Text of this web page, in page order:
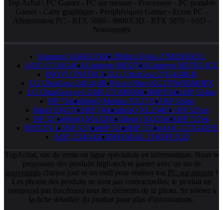
Top Achat : PC Gamer- PC sur mesure - Processeur- PC portable
Gamer - Carte graphique - Périphériques Gamer - Ecran PC -
Alimentation PC - RTX 5080 - 9800X3D - RTX 5070 - SSD -
Nouveautés
Samsung S24HG350EUPhilips Evnia 27M2N6501L
AOC CU34G4CAGigabyte MO27Q3Gigabyte M27Q2 ICE
INOVU INST6CG3LG UltraGear 27G414B-B
LG UltraGear 24G414B-BAcer Nitro KG270W5BMIIPX
LG UltraGear evo GM9 27GM950B-BHP P34hcHP 524pu
HP 734pmBenQ Mobiuz EX271QZHP 324pe
BenQ EW270QHP 740pmBenQ XL2540X+HP 527pq
HP 327peBenQ MA320UGBenQ XQ2566XHP 727pk
HP E27k G5HP 527pmHP 524pfHP 727puAOC C27G42FE
AOC C24G42FEMSI MAG 274QPF X32
TopAchat, site de vente en ligne spécialiste en informatique. Nous te
proposons des produits high-tech et gamer avec un tas de
nouveautés chaque jour et un outil pour réaliser ton PC sur mesure !
Les photos des produits ne sont pas contractuelles; le produit ne
comprend pas forcément tous les éléments de la photo. Se référer à
la fiche détaillée du produit pour plus d'informations.